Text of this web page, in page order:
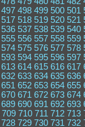
497 498 499 500 501
517 518 519 520 521
536 537 538 539 540
555 556 557 558 559
574 575 576 577 578
593 594 595 596 597
613 614 615 616 617
632 633 634 635 636
651 652 653 654 655
670 671 672 673 674
689 690 691 692 693
709 710 711 712 713
728 729 730 731 732